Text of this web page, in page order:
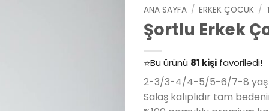
ANA SAYFA / ERKEK ÇOCUK /
Şortlu Erkek
👀Şu an
⭐️Bu ürünü 81 kişi favoriledi!
🛒39 kişi sepetine ekledi!
✅Bugün14 adetsatıldı
2-3/3-4/4-5/5-6/7-8 yaş
Salaş kalıplıdır tam